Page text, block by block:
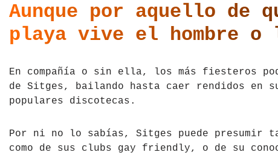
Ucrania
Aunque por aquello de
playa vive el hombre o
En compañía o sin ella, los más fiesteros
de Sitges, bailando hasta caer rendidos en
populares discotecas.
Por ni no lo sabías, Sitges puede presumir
como de sus clubs gay friendly, o de su